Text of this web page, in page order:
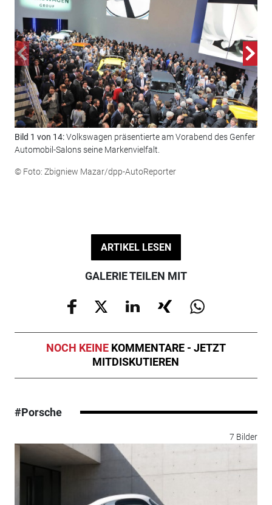
Bild 1 von 14:Volkswagen präsentierte am Vorabend des Genfer
Automobil-Salons seine Markenvielfalt.
© Foto: Zbigniew Mazar/dpp-AutoReporter
ARTIKEL LESEN
GALERIE TEILEN MIT
NOCH KEINE KOMMENTARE - JETZT
MITDISKUTIEREN
#Porsche
7 Bilder